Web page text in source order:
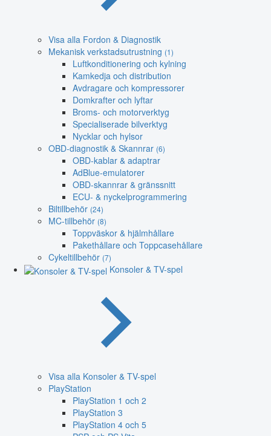
Visa alla Fordon & Diagnostik
Mekanisk verkstadsutrustning (1)
Luftkonditionering och kylning
Kamkedja och distribution
Avdragare och kompressorer
Domkrafter och lyftar
Broms- och motorverktyg
Specialiserade bilverktyg
Nycklar och hylsor
OBD-diagnostik & Skannrar (6)
OBD-kablar & adaptrar
AdBlue-emulatorer
OBD-skannrar & gränssnitt
ECU- & nyckelprogrammering
Biltillbehör (24)
MC-tillbehör (8)
Toppväskor & hjälmhållare
Pakethållare och Toppcasehållare
Cykeltillbehör (7)
Konsoler & TV-spel
Visa alla Konsoler & TV-spel
PlayStation
PlayStation 1 och 2
PlayStation 3
PlayStation 4 och 5